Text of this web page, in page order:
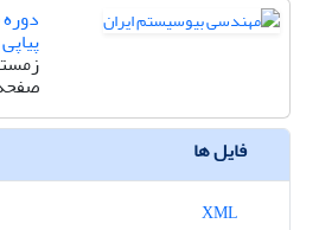
پیاپی 4
زمستان
فایل ها